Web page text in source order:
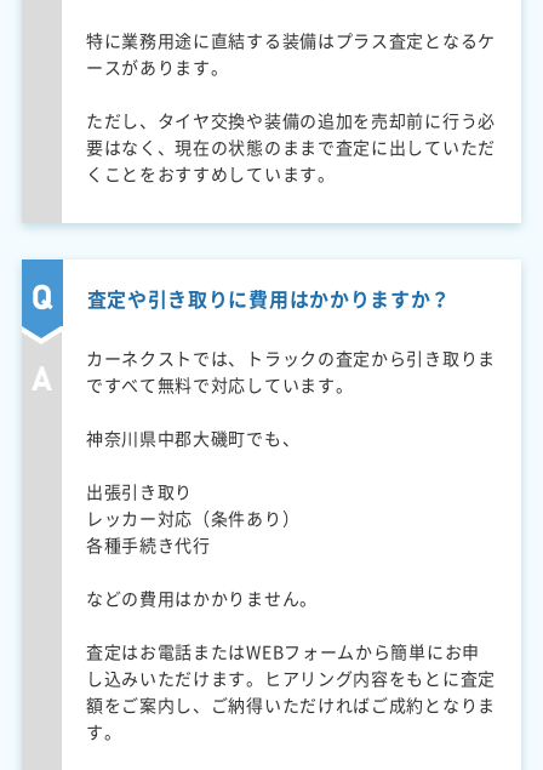
特に業務用途に直結する装備はプラス査定となるケ
ースがあります。
ただし、タイヤ交換や装備の追加を売却前に行う必
要はなく、現在の状態のままで査定に出していただ
くことをおすすめしています。
査定や引き取りに費用はかかりますか？
カーネクストでは、トラックの査定から引き取りま
ですべて無料で対応しています。
神奈川県中郡大磯町でも、
出張引き取り
レッカー対応（条件あり）
各種手続き代行
などの費用はかかりません。
査定はお電話またはWEBフォームから簡単にお申
し込みいただけます。ヒアリング内容をもとに査定
額をご案内し、ご納得いただければご成約となりま
す。